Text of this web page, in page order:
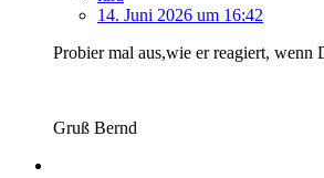
14. Juni 2026 um 16:42
Probier mal aus,wie er reagiert, wenn
Gruß Bernd